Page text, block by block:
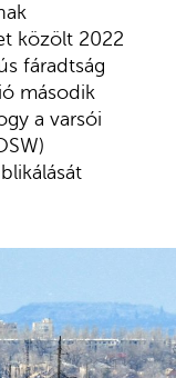
közölt 2022
fáradtság
második
a varsói